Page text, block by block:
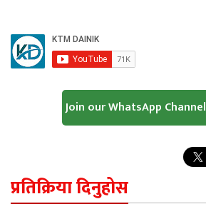
Join our WhatsApp Channel
प्रतिक्रिया दिनुहोस